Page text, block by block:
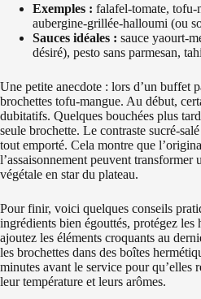
Exemples : falafel-tomate, tofu-
aubergine-grillée-halloumi (ou
Sauces idéales : sauce yaourt-
désiré), pesto sans parmesan,
Une petite anecdote : lors d’un buffet
brochettes tofu-mangue. Au début,
dubitatifs. Quelques bouchées plus
seule brochette. Le contraste sucré-
tout emporté. Cela montre que
l’assaisonnement peuvent transformer
végétale en star du plateau.
Pour finir, voici quelques conseils
ingrédients bien égouttés, protégez les
ajoutez les éléments croquants au
les brochettes dans des boîtes
minutes avant le service pour qu’elles
leur température et leurs arômes.